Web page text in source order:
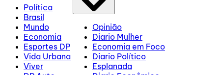
Política
Brasil
Mundo
Economia
Esportes DP
Vida Urbana
Viver
Opinião
Diario Mulher
Economia em Foco
Diario Político
Esplanada